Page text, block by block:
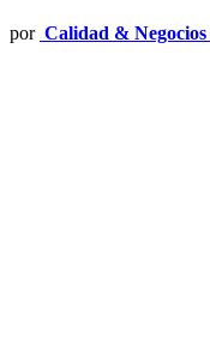
por Calidad & Negocios